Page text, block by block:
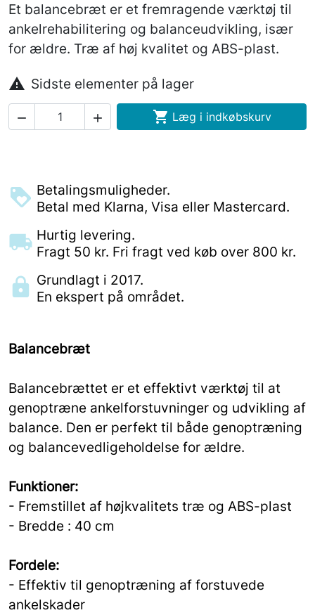
Et balancebræt er et fremragende værktøj til
ankelrehabilitering og balanceudvikling, især
for ældre. Træ af høj kvalitet og ABS-plast.
 Sidste elementer på lager
   Læg i indkøbskurv
Betalingsmuligheder.
Betal med Klarna, Visa eller Mastercard.
Hurtig levering.
Fragt 50 kr. Fri fragt ved køb over 800 kr.
Grundlagt i 2017.
En ekspert på området.
Balancebræt
Balancebrættet er et effektivt værktøj til at
genoptræne ankelforstuvninger og udvikling af
balance. Den er perfekt til både genoptræning
og balancevedligeholdelse for ældre.
Funktioner:
- Fremstillet af højkvalitets træ og ABS-plast
- Bredde : 40 cm
Fordele:
- Effektiv til genoptræning af forstuvede
ankelskader